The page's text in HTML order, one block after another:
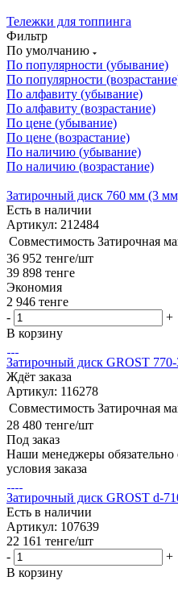
Тележки для топпинга
Фильтр
По умолчанию
По популярности (убывание)
По популярности
По алфавиту (убывание)
По алфавиту (возрастание)
По цене (убывание)
По цене (возрастание)
По наличию (убывание)
По наличию (возрастание)
Затирочный диск 760 мм (3
Есть в наличии
Артикул: 212484
Совместимость Затирочная
36 952 тенге/шт
39 898 тенге
Экономия
2 946 тенге
-
+
В корзину
Затирочный диск GROST
Ждёт заказа
Артикул: 116278
Совместимость Затирочная
28 480 тенге/шт
Под заказ
Наши менеджеры обязательно
условия заказа
Затирочный диск GROST d-
Есть в наличии
Артикул: 107639
22 161 тенге/шт
-
+
В корзину